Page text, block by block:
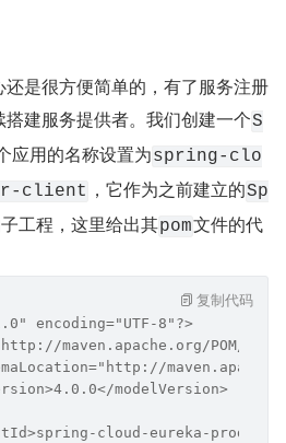
是很方便简单的，有了服务注册
建服务提供者。我们创建一个S
应用的名称设置为spring-clo
client ，它作为之前建立的Sp
工程，这里给出其pom文件的代
encoding="UTF-8"?>
maven.apache.org/POM/
modelVersion>
cloud-eureka-
复制代码